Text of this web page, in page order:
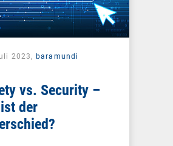
2023, baramundi
vs. Security –
der